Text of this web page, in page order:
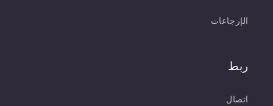
الإرجاعات
ربط
اتصال